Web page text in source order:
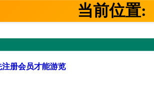
当前位置:
册会员才能游览